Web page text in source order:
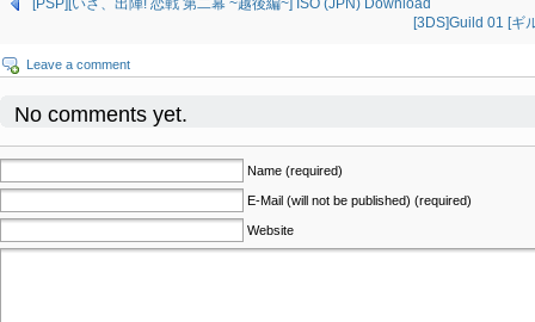
[PSP][いざ、出陣! 恋戦 第二幕 ~越後編~] ISO (JPN) Download
[3DS]Guild 01 [ギ
Leave a comment
No comments yet.
Name (required)
E-Mail (will not be published) (required)
Website